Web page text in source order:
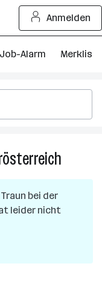
Anmelden
Job-Alarm Merkliste
Traun bei der
leider nicht